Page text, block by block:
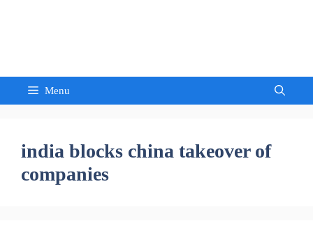
Menu
india blocks china takeover of
companies